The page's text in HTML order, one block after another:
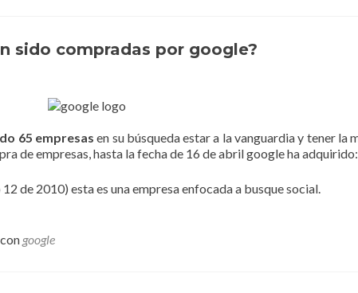
de
pacman
sido compradas por google?
65 empresas en su búsqueda estar a la vanguardia y tener la
de empresas, hasta la fecha de 16 de abril google ha adquirido:
de 2010) esta es una empresa enfocada a busque social.
google